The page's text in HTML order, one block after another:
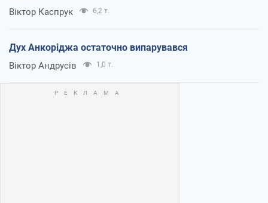
Віктор Каспрук 6,2 т.
Дух Анкоріджа остаточно випарувався
Віктор Андрусів 1,0 т.